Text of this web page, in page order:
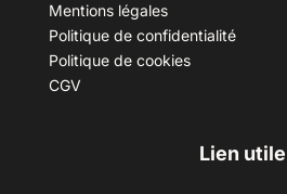
Mentions légales
Politique de confidentialité
Politique de cookies
CGV
Lien utile